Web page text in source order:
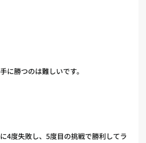
に勝つのは難しいです。
4度失敗し、5度目の挑戦で勝利してラ